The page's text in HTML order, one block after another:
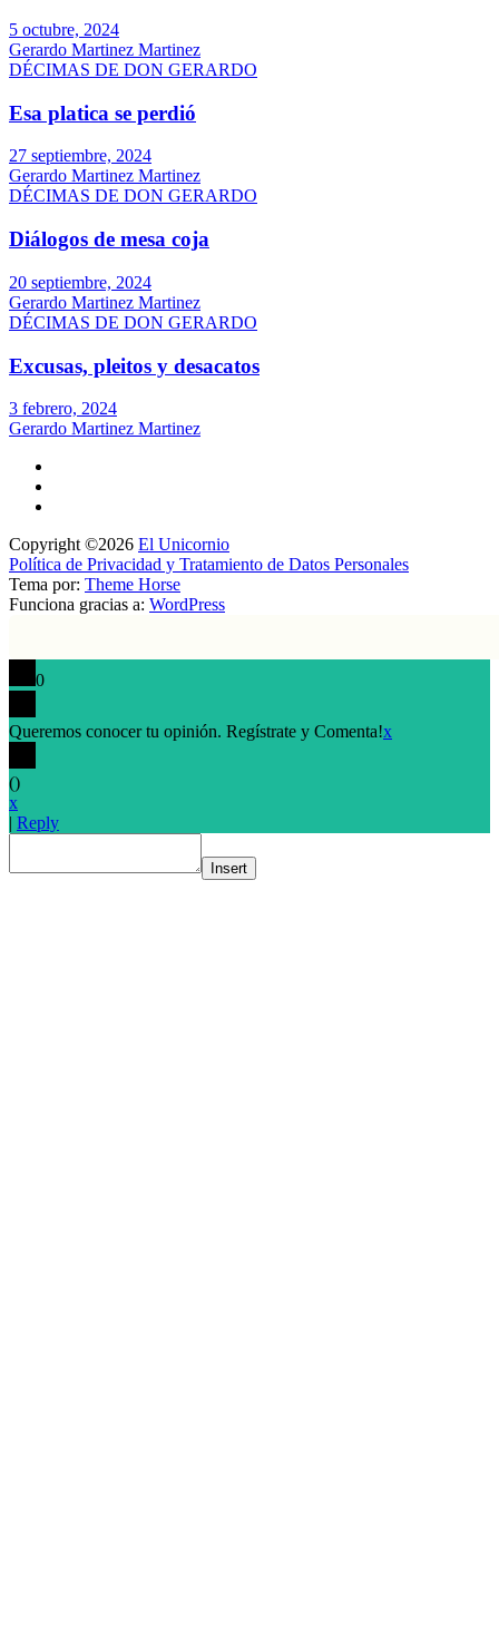
5 octubre, 2024
Gerardo Martinez Martinez
DÉCIMAS DE DON GERARDO
Esa platica se perdió
27 septiembre, 2024
Gerardo Martinez Martinez
DÉCIMAS DE DON GERARDO
Diálogos de mesa coja
20 septiembre, 2024
Gerardo Martinez Martinez
DÉCIMAS DE DON GERARDO
Excusas, pleitos y desacatos
3 febrero, 2024
Gerardo Martinez Martinez
Copyright ©2026 El Unicornio
Política de Privacidad y Tratamiento de Datos Personales
Tema por: Theme Horse
Funciona gracias a: WordPress
0
Queremos conocer tu opinión. Regístrate y Comenta!x
()
x
| Reply
Insert